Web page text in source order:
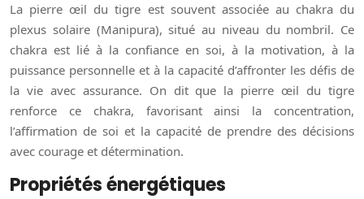
La pierre œil du tigre est souvent associée au chakra du
plexus solaire (Manipura), situé au niveau du nombril. Ce
chakra est lié à la confiance en soi, à la motivation, à la
puissance personnelle et à la capacité d’affronter les défis de
la vie avec assurance. On dit que la pierre œil du tigre
renforce ce chakra, favorisant ainsi la concentration,
l’affirmation de soi et la capacité de prendre des décisions
avec courage et détermination.
Propriétés énergétiques